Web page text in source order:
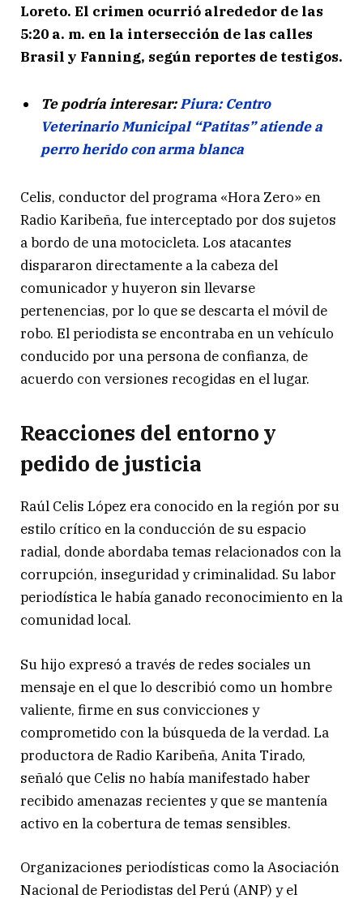
Loreto. El crimen ocurrió alrededor de las
5:20 a. m. en la intersección de las calles
Brasil y Fanning, según reportes de testigos.
Te podría interesar:Piura: Centro
Veterinario Municipal “Patitas” atiende a
perro herido con arma blanca
Celis, conductor del programa «Hora Zero» en
Radio Karibeña, fue interceptado por dos sujetos
a bordo de una motocicleta. Los atacantes
dispararon directamente a la cabeza del
comunicador y huyeron sin llevarse
pertenencias, por lo que se descarta el móvil de
robo. El periodista se encontraba en un vehículo
conducido por una persona de confianza, de
acuerdo con versiones recogidas en el lugar.
Reacciones del entorno y
pedido de justicia
Raúl Celis López era conocido en la región por su
estilo crítico en la conducción de su espacio
radial, donde abordaba temas relacionados con la
corrupción, inseguridad y criminalidad. Su labor
periodística le había ganado reconocimiento en la
comunidad local.
Su hijo expresó a través de redes sociales un
mensaje en el que lo describió como un hombre
valiente, firme en sus convicciones y
comprometido con la búsqueda de la verdad. La
productora de Radio Karibeña, Anita Tirado,
señaló que Celis no había manifestado haber
recibido amenazas recientes y que se mantenía
activo en la cobertura de temas sensibles.
Organizaciones periodísticas como la Asociación
Nacional de Periodistas del Perú (ANP) y el